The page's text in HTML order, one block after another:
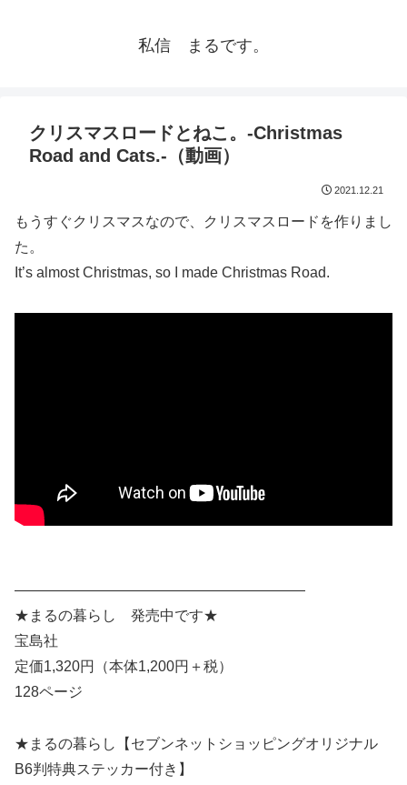
私信 まるです。
クリスマスロードとねこ。-Christmas
Road and Cats.-（動画）
2021.12.21
もうすぐクリスマスなので、クリスマスロードを作りまし
た。
It’s almost Christmas, so I made Christmas Road.
————————————————————
★まるの暮らし 発売中です★
宝島社
定価1,320円（本体1,200円＋税）
128ページ
★まるの暮らし【セブンネットショッピングオリジナル
B6判特典ステッカー付き】